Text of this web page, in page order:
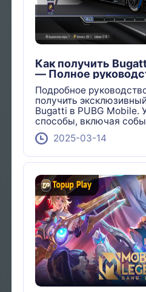
Как получить
— Полное
Подробное
получить
Bugatti в PUBG Mobile.
способы, включая
покупку.
2025-03-14